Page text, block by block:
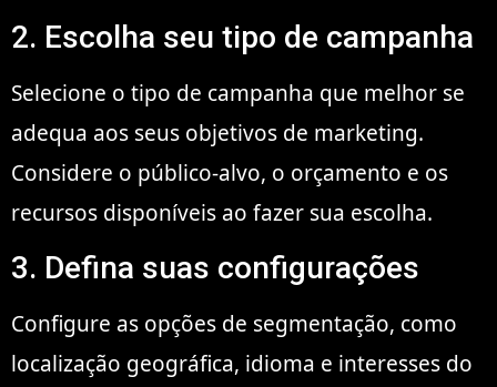
2. Escolha seu tipo de campanha
Selecione o tipo de campanha que melhor se
adequa aos seus objetivos de marketing.
Considere o público-alvo, o orçamento e os
recursos disponíveis ao fazer sua escolha.
3. Defina suas configurações
Configure as opções de segmentação, como
localização geográfica, idioma e interesses do